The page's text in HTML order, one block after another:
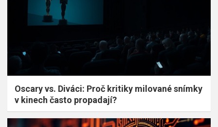
Oscary vs. Diváci: Proč kritiky milované snímky
v kinech často propadají?